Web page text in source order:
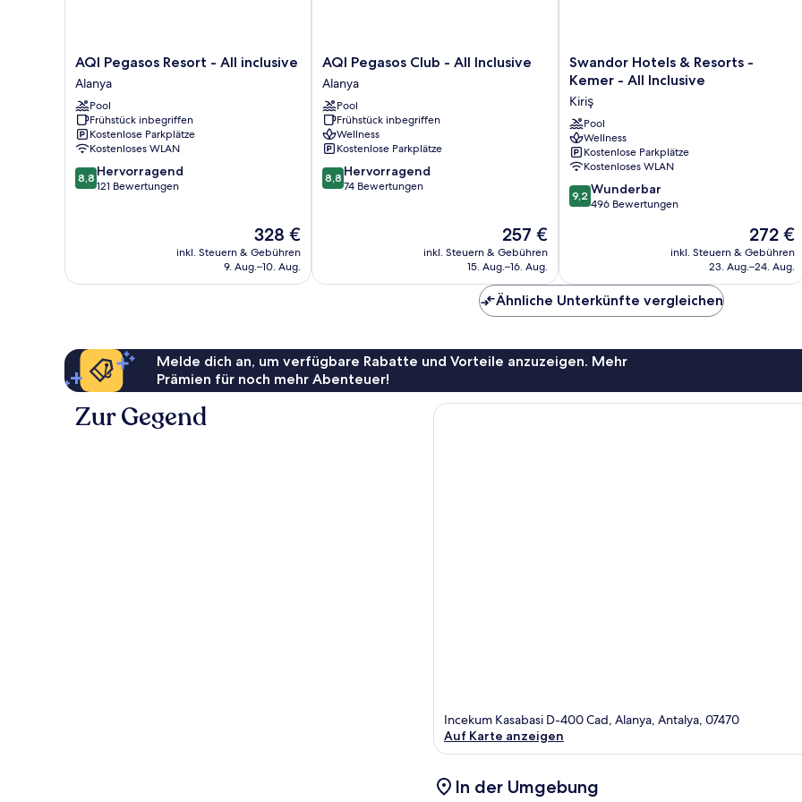
AQI
Pegasos
Resort
-
All
inclusive
Alanya
AQI Pegasos Resort - All inclusive
Alanya
Pool
Frühstück inbegriffen
Kostenlose Parkplätze
Kostenloses WLAN
8.8
von
8,8 Hervorragend
121 Bewertungen
Der
Preis
beträgt
328 €
inkl. Steuern & Gebühren
9. Aug.–10. Aug.
AQI
Pegasos
Club
-
All
Inclusive
Alanya
AQI Pegasos Club - All Inclusive
Alanya
Pool
Frühstück inbegriffen
Wellness
Kostenlose Parkplätze
8.8
von
8,8 Hervorragend
74 Bewertungen
Der
Preis
beträgt
257 €
inkl. Steuern & Gebühren
15. Aug.–16. Aug.
Swandor
Hotels
Resorts
-
Kemer
-
All
Inclusive
Kiriş
Swandor Hotels & Resorts -
Kemer - All Inclusive
Kiriş
Pool
Wellness
Kostenlose Parkplätze
Kostenloses WLAN
9.2
von
9,2 Wunderbar
496 Bewertungen
Der
Preis
beträgt
272 €
inkl. Steuern & Gebühren
23. Aug.–24. Aug.
Ähnliche Unterkünfte vergleichen
Melde dich an, um verfügbare Rabatte und Vorteile anzuzeigen. Mehr
Prämien für noch mehr Abenteuer!
Zur Gegend
Incekum Kasabasi D-400 Cad, Alanya, Antalya, 07470
Auf Karte anzeigen
In der Umgebung